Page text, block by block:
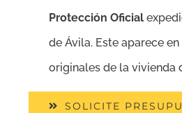
Protección Oficial
de Ávila. Este aparece
originales de la vivienda
SOLICITE